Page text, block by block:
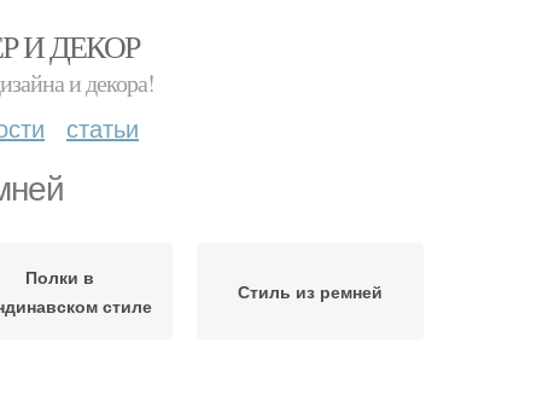
И ДЕКОР
и декора!
статьи
Полки в
стиле
Стиль из ремней